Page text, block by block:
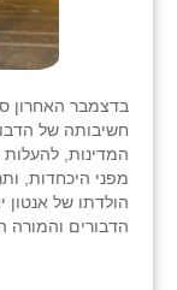
בדצמבר האחרון
חשיבותה של
המדינות,
הולדתו של אנטון
הדבורים והמורה